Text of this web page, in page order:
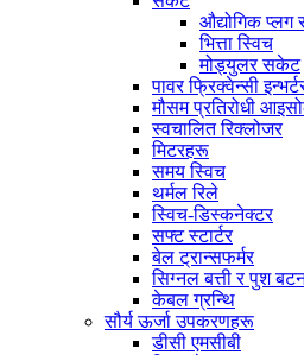
औद्योगिक
भित्ता स्विच
मोड्युलर सकेट
पावर फ्रिक्वेन्सी
मौसम प्रतिरोधी
स्वचालित रिक्लोजर
मिटरहरू
समय स्विच
थर्मल रिले
स्विच-डिस्कनेक्टर
सफ्ट स्टार्टर
बेल ट्रान्सफर्मर
सिग्नल बत्ती र पुश
केबल ग्रन्थि
सौर्य ऊर्जा उपकरणहरू
डीसी एमसीबी